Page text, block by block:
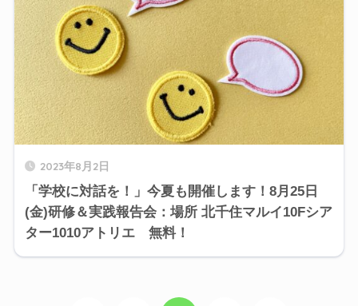
2023年8月2日
「学校に対話を！」今夏も開催します！8月25日
(金)研修＆実践報告会：場所 北千住マルイ10Fシア
ター1010アトリエ 無料！